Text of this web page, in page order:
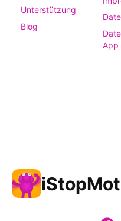
Unterstützung
Blog
App